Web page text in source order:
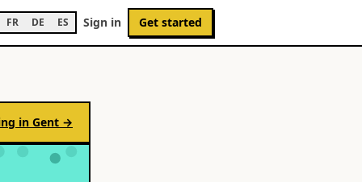
FR DE ES Sign in Get started
in Gent →